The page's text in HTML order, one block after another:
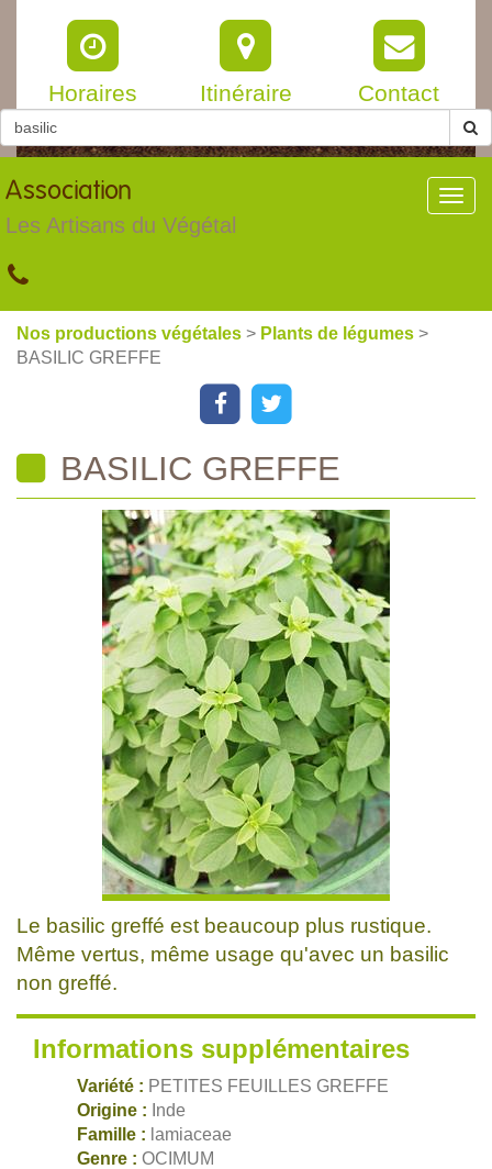
Horaires Itinéraire Contact
Association
Les Artisans du Végétal
Nos productions végétales > Plants de légumes >
BASILIC GREFFE
BASILIC GREFFE
Le basilic greffé est beaucoup plus rustique.
Même vertus, même usage qu'avec un basilic
non greffé.
Informations supplémentaires
Variété : PETITES FEUILLES GREFFE
Origine : Inde
Famille : lamiaceae
Genre : OCIMUM